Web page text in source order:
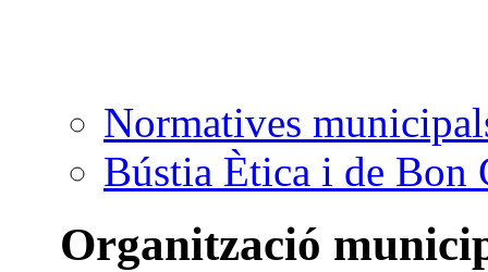
Normatives
Bústia Ètica i de Bon
Organització